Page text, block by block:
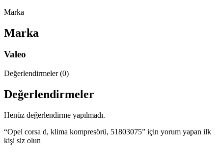
Marka
Marka
Valeo
Değerlendirmeler (0)
Değerlendirmeler
Henüz değerlendirme yapılmadı.
“Opel corsa d, klima kompresörü, 51803075” için yorum yapan ilk
kişi siz olun